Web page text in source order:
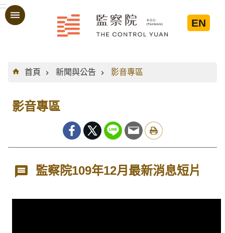
跳到主要內容區塊
:::
EN
:::
首頁
新聞與公告 影音專區
影音專區
監察院109年12月最新消息短片